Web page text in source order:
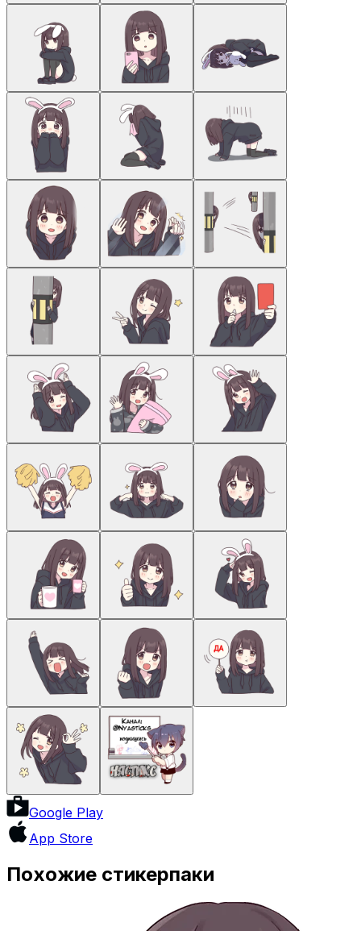
Google Play
App Store
Похожие стикерпаки